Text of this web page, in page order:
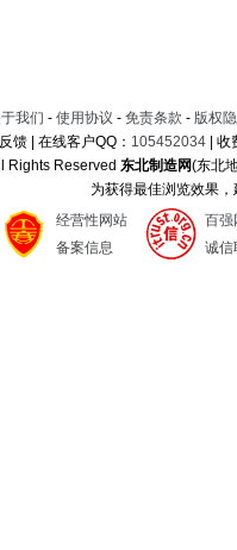
我们 - 使用协议 - 免责条款 - 版权
反馈 | 在线客户QQ： 105452034 |
Rights Reserved东北制造网(东北
为获得最佳浏览效果
经营性网站
备案信息
百强
诚信